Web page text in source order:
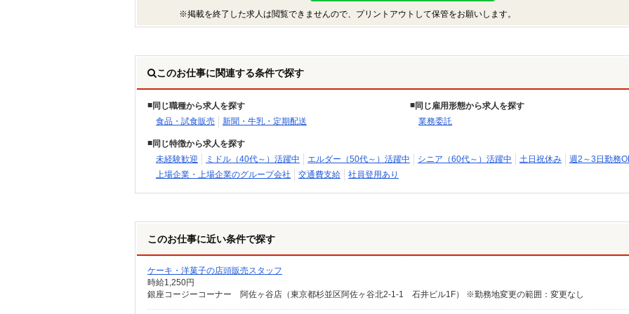
※掲載を終了した求人は閲覧できませんので、プリントアウトして保管をお願いします。
このお仕事に関連する条件で探す
同じ職種から求人を探す
食品・試食販売
新聞・牛乳・定期配送
同じ雇用形態から求人を探す
業務委託
同じ特徴から求人を探す
未経験歓迎
ミドル（40代～）活躍中 エルダー（50代～）活躍中 シニア（60代～）活躍中 土日祝休み
週2～3日勤務
上場企業・上場企業のグループ会社
交通費支給 社員登用あり
このお仕事に近い条件で探す
ケーキ・洋菓子の店頭販売スタッフ
時給1,250円
銀座コージーコーナー 阿佐ヶ谷店（東京都杉並区阿佐ヶ谷北2-1-1 石井ビル1F） ※勤務地変更の範囲：変更なし